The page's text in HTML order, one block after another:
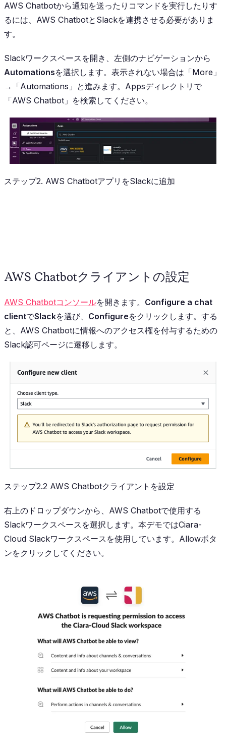
AWS Chatbotから通知を送ったりコマンドを実行したりす
るには、AWS ChatbotとSlackを連携させる必要がありま
す。
Slackワークスペースを開き、左側のナビゲーションから
Automationsを選択します。表示されない場合は「More」
→「Automations」と進みます。Appsディレクトリで
「AWS Chatbot」を検索してください。
ステップ2. AWS ChatbotアプリをSlackに追加
AWS Chatbotクライアントの設定
AWS Chatbotコンソールを開きます。 Configure a chat
clientでSlackを選び、 Configureをクリックします。する
と、AWS Chatbotに情報へのアクセス権を付与するための
Slack認可ページに遷移します。
ステップ2.2 AWS Chatbotクライアントを設定
右上のドロップダウンから、AWS Chatbotで使用する
Slackワークスペースを選択します。本デモではCiara-
Cloud Slackワークスペースを使用しています。Allowボタ
ンをクリックしてください。